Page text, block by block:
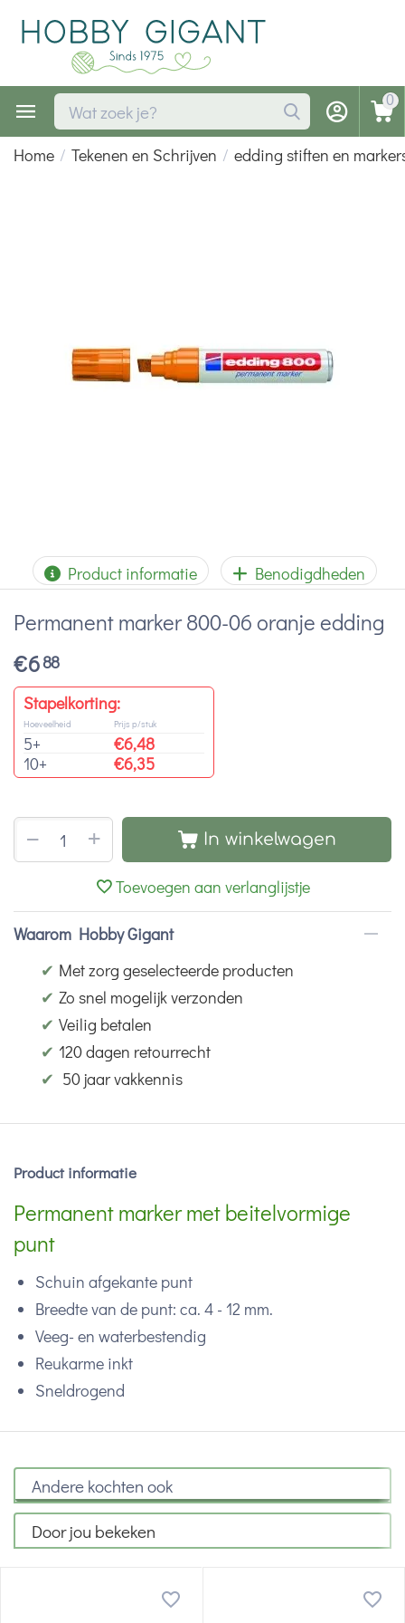
0
Home / Tekenen en Schrijven / edding stiften en
Product informatie Benodigdheden
Permanent marker 800-06 oranje edding
€688
Stapelkorting:
Hoeveelheid
5+
10+
Prijs p/stuk
€6,48
€6,35
+
− In winkelwagen
Toevoegen aan verlanglijstje
Waarom Hobby Gigant
✔ Met zorg geselecteerde producten
✔ Zo snel mogelijk verzonden
✔ Veilig betalen
✔ 120 dagen retourrecht
✔ 50 jaar vakkennis
Product informatie
Permanent marker met beitelvormige
punt
Schuin afgekante punt
Breedte van de punt: ca. 4 - 12 mm.
Veeg- en waterbestendig
Reukarme inkt
Sneldrogend
Andere kochten ook
Door jou bekeken